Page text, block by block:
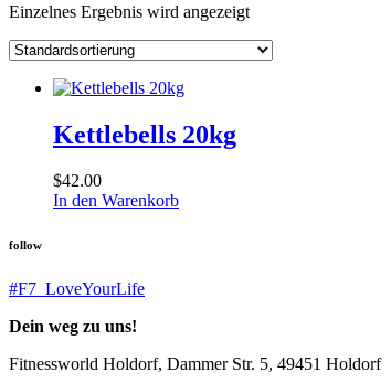
Einzelnes Ergebnis wird angezeigt
Kettlebells 20kg
$42.00
In den Warenkorb
follow
#F7_LoveYourLife
Dein weg zu uns!
Fitnessworld Holdorf, Dammer Str. 5, 49451 Holdorf